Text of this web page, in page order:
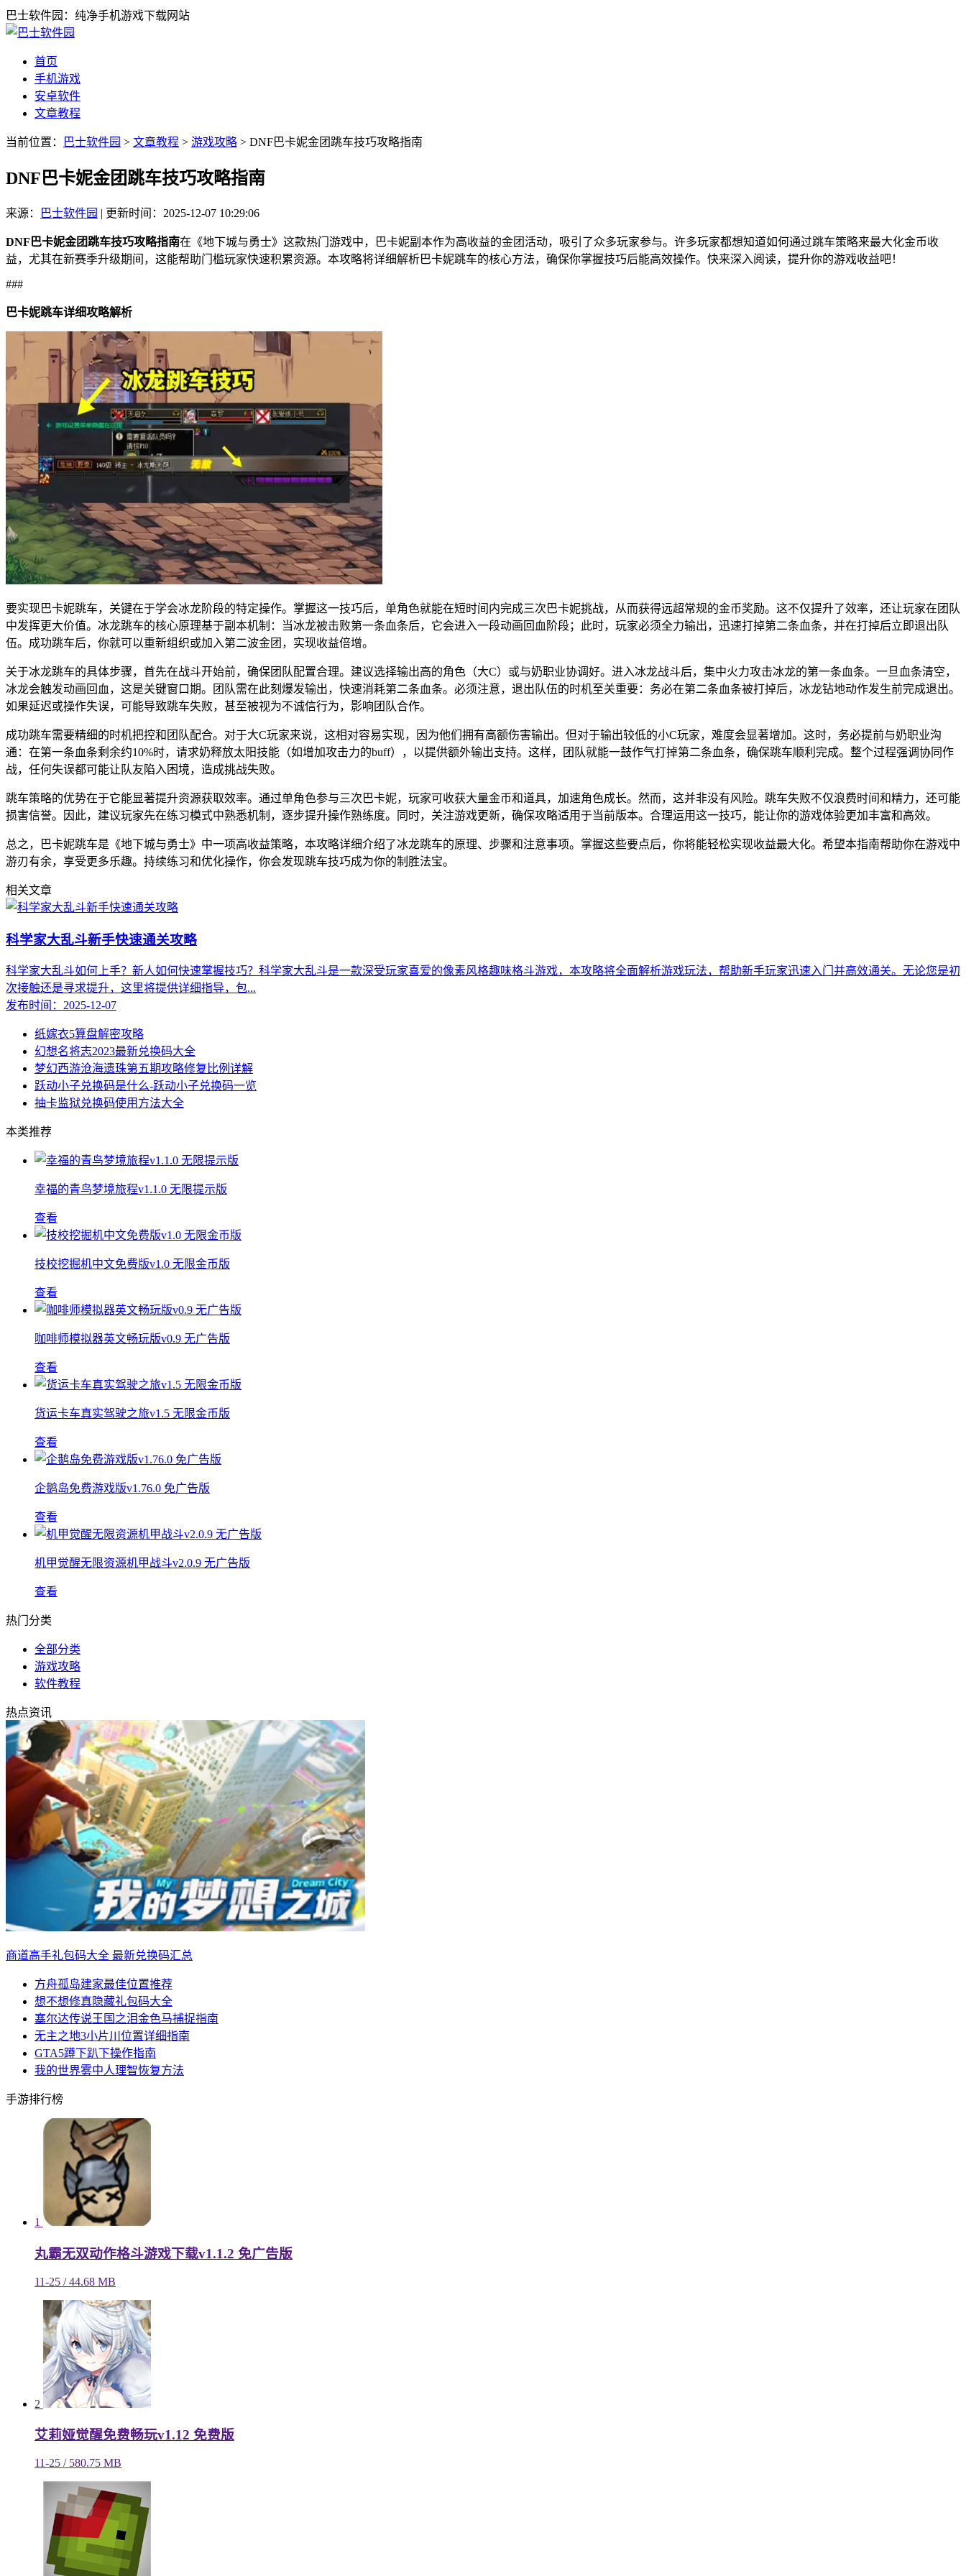
巴士软件园：纯净手机游戏下载网站
首页
手机游戏
安卓软件
文章教程
当前位置： 巴士软件园 > 文章教程 > 游戏攻略 > DNF巴卡妮金团跳车技巧攻略指南
DNF巴卡妮金团跳车技巧攻略指南
来源： 巴士软件园 | 更新时间：2025-12-07 10:29:06
DNF巴卡妮金团跳车技巧攻略指南在《地下城与勇士》这款热门游戏中，巴卡妮副本作为高收益的金团活动，吸引了众多玩家参与。许多玩家都想知道如何通过跳车策略来最大化金币收
益，尤其在新赛季升级期间，这能帮助门槛玩家快速积累资源。本攻略将详细解析巴卡妮跳车的核心方法，确保你掌握技巧后能高效操作。快来深入阅读，提升你的游戏收益吧！
###
巴卡妮跳车详细攻略解析
要实现巴卡妮跳车，关键在于学会冰龙阶段的特定操作。掌握这一技巧后，单角色就能在短时间内完成三次巴卡妮挑战，从而获得远超常规的金币奖励。这不仅提升了效率，还让玩家在团队
中发挥更大价值。冰龙跳车的核心原理基于副本机制：当冰龙被击败第一条血条后，它会进入一段动画回血阶段；此时，玩家必须全力输出，迅速打掉第二条血条，并在打掉后立即退出队
伍。成功跳车后，你就可以重新组织或加入第二波金团，实现收益倍增。
关于冰龙跳车的具体步骤，首先在战斗开始前，确保团队配置合理。建议选择输出高的角色（大C）或与奶职业协调好。进入冰龙战斗后，集中火力攻击冰龙的第一条血条。一旦血条清空，
冰龙会触发动画回血，这是关键窗口期。团队需在此刻爆发输出，快速消耗第二条血条。必须注意，退出队伍的时机至关重要：务必在第二条血条被打掉后，冰龙钻地动作发生前完成退出。
如果延迟或操作失误，可能导致跳车失败，甚至被视为不诚信行为，影响团队合作。
成功跳车需要精细的时机把控和团队配合。对于大C玩家来说，这相对容易实现，因为他们拥有高额伤害输出。但对于输出较低的小C玩家，难度会显著增加。这时，务必提前与奶职业沟
通：在第一条血条剩余约10%时，请求奶释放太阳技能（如增加攻击力的buff），以提供额外输出支持。这样，团队就能一鼓作气打掉第二条血条，确保跳车顺利完成。整个过程强调协同作
战，任何失误都可能让队友陷入困境，造成挑战失败。
跳车策略的优势在于它能显著提升资源获取效率。通过单角色参与三次巴卡妮，玩家可收获大量金币和道具，加速角色成长。然而，这并非没有风险。跳车失败不仅浪费时间和精力，还可能
损害信誉。因此，建议玩家先在练习模式中熟悉机制，逐步提升操作熟练度。同时，关注游戏更新，确保攻略适用于当前版本。合理运用这一技巧，能让你的游戏体验更加丰富和高效。
总之，巴卡妮跳车是《地下城与勇士》中一项高收益策略，本攻略详细介绍了冰龙跳车的原理、步骤和注意事项。掌握这些要点后，你将能轻松实现收益最大化。希望本指南帮助你在游戏中
游刃有余，享受更多乐趣。持续练习和优化操作，你会发现跳车技巧成为你的制胜法宝。
相关文章
科学家大乱斗新手快速通关攻略
科学家大乱斗如何上手？新人如何快速掌握技巧？科学家大乱斗是一款深受玩家喜爱的像素风格趣味格斗游戏，本攻略将全面解析游戏玩法，帮助新手玩家迅速入门并高效通关。无论您是初
次接触还是寻求提升，这里将提供详细指导，包...
发布时间：2025-12-07
纸嫁衣5算盘解密攻略
幻想名将志2023最新兑换码大全
梦幻西游沧海遗珠第五期攻略修复比例详解
跃动小子兑换码是什么-跃动小子兑换码一览
抽卡监狱兑换码使用方法大全
本类推荐
幸福的青鸟梦境旅程v1.1.0 无限提示版
查看
技校挖掘机中文免费版v1.0 无限金币版
查看
咖啡师模拟器英文畅玩版v0.9 无广告版
查看
货运卡车真实驾驶之旅v1.5 无限金币版
查看
企鹅岛免费游戏版v1.76.0 免广告版
查看
机甲觉醒无限资源机甲战斗v2.0.9 无广告版
查看
热门分类
全部分类
游戏攻略
软件教程
热点资讯
商道高手礼包码大全 最新兑换码汇总
方舟孤岛建家最佳位置推荐
想不想修真隐藏礼包码大全
塞尔达传说王国之泪金色马捕捉指南
无主之地3小片川位置详细指南
GTA5蹲下趴下操作指南
我的世界雾中人理智恢复方法
手游排行榜
1
丸霸无双动作格斗游戏下载v1.1.2 免广告版
11-25 / 44.68 MB
2
艾莉娅觉醒免费畅玩v1.12 免费版
11-25 / 580.75 MB